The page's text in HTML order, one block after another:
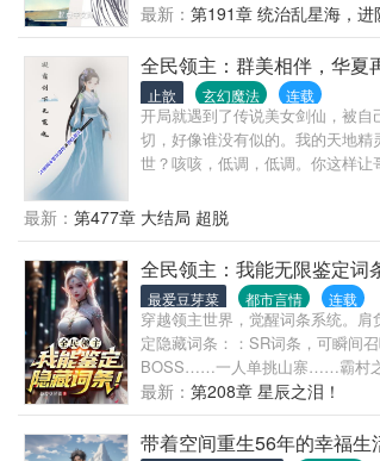
最新： 第191章 统治乱星海，进
全民领主：群美相伴，华夏
止歆 玄幻魔法 连载
开局就遇到了传说美女剑仙，被
切，好像谁没有似的。我的天地
世？咳咳，低调，低调。你这样
最新： 第477章 大结局 超脱
全民领主：我能无限鉴定词
最爱豆芽菜 都市言情 连载
穿越领主世界，觉醒词条系统
定隐藏词条：：SR词条，可瞬
BOSS……一人单挑山寨……霸村之
最新： 第208章 星辰之泪！
带着空间重生56年的幸福生